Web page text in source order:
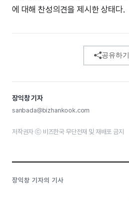
에 대해 찬성의견을 제시한 상태다.
공유하기
장익창 기자
sanbada@bizhankook.com
저작권자 ⓒ 비즈한국 무단전재 및 재배포 금지
장익창 기자의 기사